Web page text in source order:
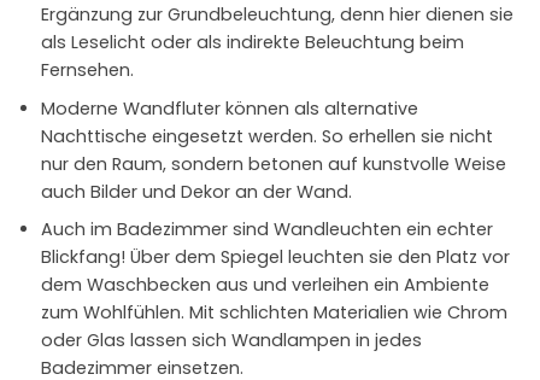
Ergänzung zur Grundbeleuchtung, denn hier dienen sie
als Leselicht oder als indirekte Beleuchtung beim
Fernsehen.
Moderne Wandfluter können als alternative
Nachttische eingesetzt werden. So erhellen sie nicht
nur den Raum, sondern betonen auf kunstvolle Weise
auch Bilder und Dekor an der Wand.
Auch im Badezimmer sind Wandleuchten ein echter
Blickfang! Über dem Spiegel leuchten sie den Platz vor
dem Waschbecken aus und verleihen ein Ambiente
zum Wohlfühlen. Mit schlichten Materialien wie Chrom
oder Glas lassen sich Wandlampen in jedes
Badezimmer einsetzen.